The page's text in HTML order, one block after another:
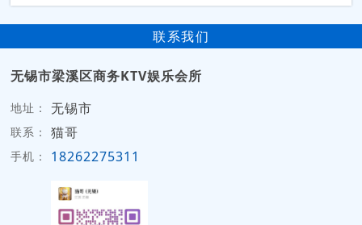
联系我们
无锡市梁溪区商务KTV娱乐会所
地址： 无锡市
联系： 猫哥
手机： 18262275311